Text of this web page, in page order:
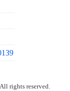
rights reserved.